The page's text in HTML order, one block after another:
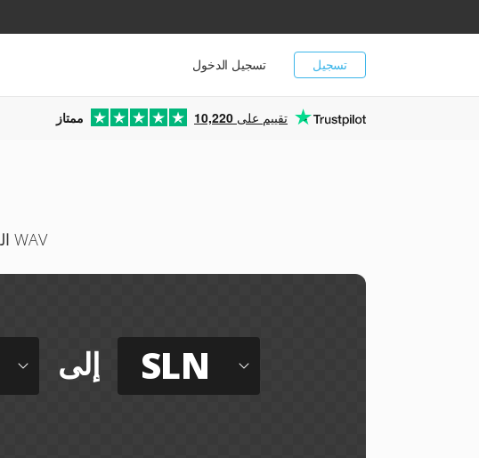
تسجيل تسجيل الدخول
ممتاز 10,220 تقييم على
إنشاء صوت Asterisk PBX الخطي الموقَّع من WAV
إلى SLN